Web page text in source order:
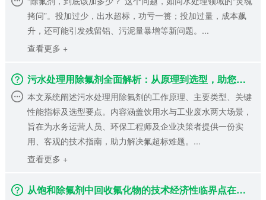
拷问”。投加过少，出水超标，功亏一篑；投加过量，成本飙
升，还可能引发残留铝、污泥量暴增等新问题。...
查看更多 +
污水处理用除氟剂全面解析：从原理到选型，助您精准达标
本文系统阐述污水处理用除氟剂的工作原理、主要类型、关键
性能指标及选型要点。内容涵盖饮用水与工业废水两大场景，
旨在为水务运营人员、环保工程师及企业决策者提供一份实
用、客观的技术指南，助力解决氟超标难题。...
查看更多 +
从饱和除氟剂中回收氟化物的技术经济性临界点在哪里？何种工艺可实现氟回收率>90%且纯度达工业级标准？